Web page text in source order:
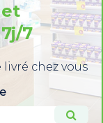
7
chez vous